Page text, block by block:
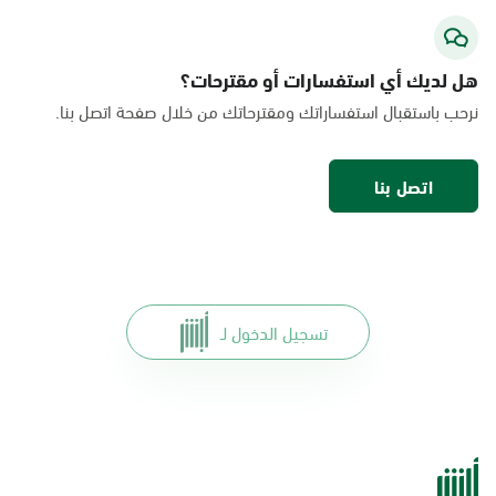
هل لديك أي استفسارات أو مقترحات؟
نرحب باستقبال استفساراتك ومقترحاتك من خلال صفحة اتصل بنا.
اتصل بنا
تسجيل الدخول لـ